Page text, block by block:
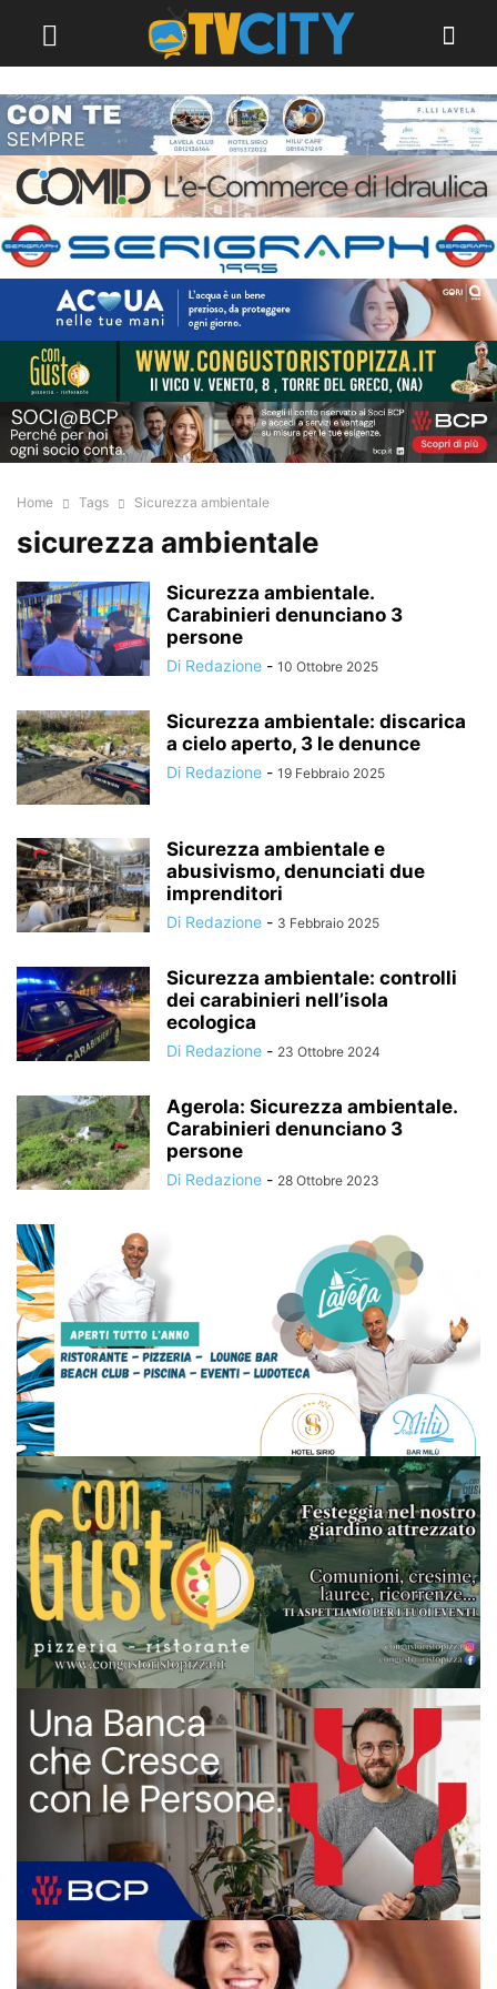
Home Tags Sicurezza ambientale
sicurezza ambientale
Sicurezza ambientale.
Carabinieri denunciano 3
persone
Di Redazione - 10 Ottobre 2025
Sicurezza ambientale: discarica
a cielo aperto, 3 le denunce
Di Redazione - 19 Febbraio 2025
Sicurezza ambientale e
abusivismo, denunciati due
imprenditori
Di Redazione - 3 Febbraio 2025
Sicurezza ambientale: controlli
dei carabinieri nell’isola
ecologica
Di Redazione - 23 Ottobre 2024
Agerola: Sicurezza ambientale.
Carabinieri denunciano 3
persone
Di Redazione - 28 Ottobre 2023